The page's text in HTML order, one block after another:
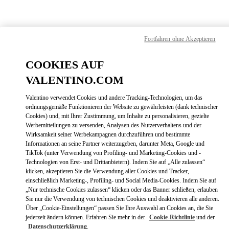
Finden sie ihre Valentino
Bitte suchen Sie nach Ihrem Land /
Ihrer Region
COOKIES AUF
VALENTINO.COM
Valentino verwendet Cookies und andere Tracking-Technologien, um das
ordnungsgemäße Funktionieren der Website zu gewährleisten (dank technischer
Cookies) und, mit Ihrer Zustimmung, um Inhalte zu personalisieren, gezielte
Werbemitteilungen zu versenden, Analysen des Nutzerverhaltens und der
Wirksamkeit seiner Werbekampagnen durchzuführen und bestimmte
Informationen an seine Partner weiterzugeben, darunter Meta, Google und
TikTok (unter Verwendung von Profiling- und Marketing-Cookies und -
Technologien von Erst- und Drittanbietern). Indem Sie auf „Alle zulassen“
klicken, akzeptieren Sie die Verwendung aller Cookies und Tracker,
einschließlich Marketing-, Profiling- und Social Media-Cookies. Indem Sie auf
„Nur technische Cookies zulassen“ klicken oder das Banner schließen, erlauben
Sie nur die Verwendung von technischen Cookies und deaktivieren alle anderen.
Über „Cookie-Einstellungen“ passen Sie Ihre Auswahl an Cookies an, die Sie
jederzeit ändern können. Erfahren Sie mehr in der Cookie-Richtlinie und der
Datenschutzerklärung.
Fortfahren ohne Akzeptieren